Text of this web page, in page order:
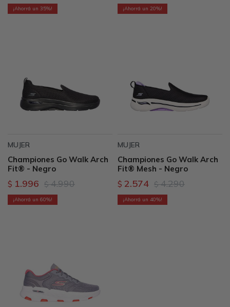
35 20
MUJER
Championes Go Walk Arch
Fit® - Negro
$ 1.996 $ 4.990
60
MUJER
Championes Go Walk Arch
Fit® Mesh - Negro
$ 2.574 $ 4.290
40